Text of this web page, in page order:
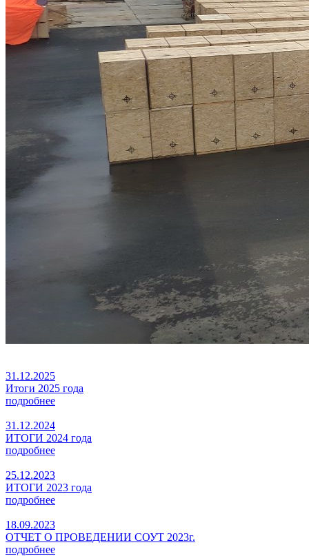
31.12.2025
Итоги 2025 года
подробнее
31.12.2024
ИТОГИ 2024 года
подробнее
25.12.2023
ИТОГИ 2023 года
подробнее
18.09.2023
ОТЧЕТ О ПРОВЕДЕНИИ СОУТ 2023г.
подробнее